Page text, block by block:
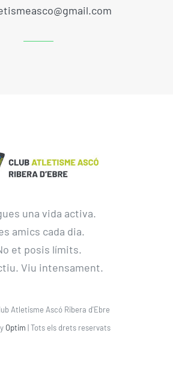
una vida activa.
amics cada dia.
et posis límits.
Viu intensament.
Atletisme Ascó Ribera d'Ebre
Optim | Tots els drets reservats